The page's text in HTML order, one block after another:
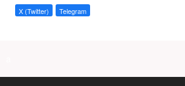
X (Twitter) Telegram